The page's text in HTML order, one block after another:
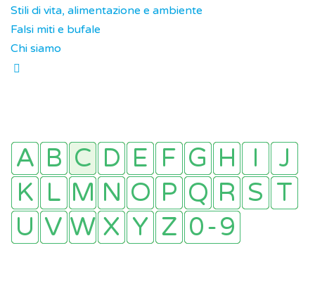
Stili di vita, alimentazione e ambiente
Falsi miti e bufale
Chi siamo